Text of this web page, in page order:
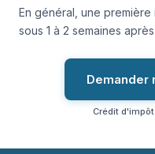
En général, une
sous 1 à 2 semaines
Demander
Crédit